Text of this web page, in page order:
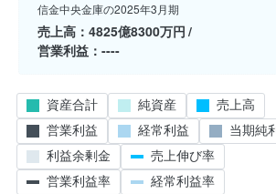
信金中央金庫の2025年3月期
売上高
4825億8300万円
営業利益
----
資産合計 純資産
売上高
営業利益
経常利益
当期純
利益余剰金
売上伸び率
営業利益率
経常利益率